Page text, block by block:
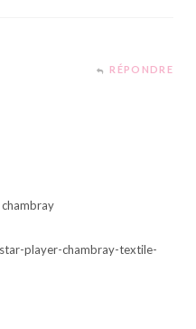
RÉPONDRE
player-chambray-textile-